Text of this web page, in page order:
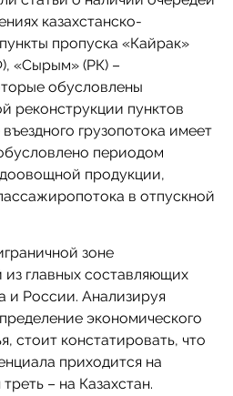
казахстанско-
пропуска «Кайрак»
«Сырым» (РК) –
обусловлены
реконструкции пунктов
грузопотока имеет
периодом
продукции,
в отпускной
зоне
из главных составляющих
и России. Анализируя
экономического
стоит констатировать, что
приходится на
– на Казахстан.